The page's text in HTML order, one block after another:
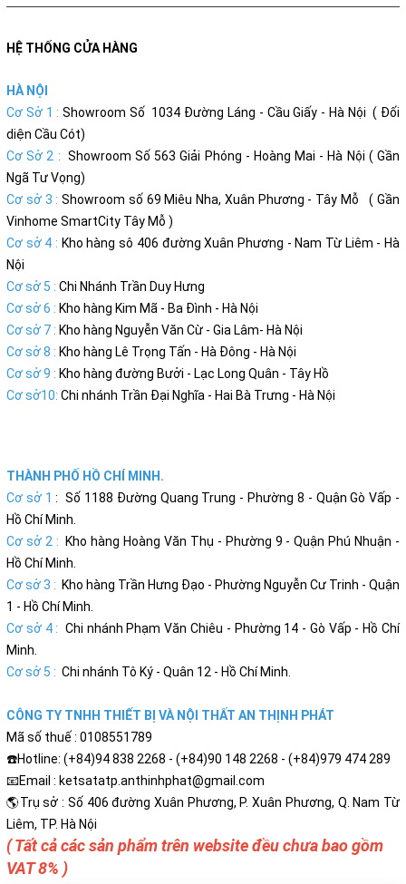
HỆ THỐNG CỬA HÀNG
HÀ NỘI
Cơ Sở 1 : Showroom Số 1034 Đường Láng - Cầu Giấy - Hà Nội ( Đối
diện Cầu Cót)
Cơ Sở 2 : Showroom Số 563 Giải Phóng - Hoàng Mai - Hà Nội ( Gần
Ngã Tư Vọng)
Cơ sở 3 : Showroom số 69 Miêu Nha, Xuân Phương - Tây Mỗ ( Gần
Vinhome SmartCity Tây Mỗ )
Cơ sở 4 : Kho hàng sô 406 đường Xuân Phương - Nam Từ Liêm - Hà
Nội
Cơ sở 5 : Chi Nhánh Trần Duy Hưng
Cơ sở 6 : Kho hàng Kim Mã - Ba Đình - Hà Nội
Cơ sở 7 : Kho hàng Nguyễn Văn Cừ - Gia Lâm- Hà Nội
Cơ sở 8 : Kho hàng Lê Trọng Tấn - Hà Đông - Hà Nội
Cơ sở 9 : Kho hàng đường Bưởi - Lạc Long Quân - Tây Hồ
Cơ sở10: Chi nhánh Trần Đại Nghĩa - Hai Bà Trưng - Hà Nội
THÀNH PHỐ HỒ CHÍ MINH.
Cơ sở 1: Số 1188 Đường Quang Trung - Phường 8 - Quận Gò Vấp -
Hồ Chí Minh.
Cơ sở 2 : Kho hàng Hoàng Văn Thụ - Phường 9 - Quận Phú Nhuận -
Hồ Chí Minh.
Cơ sở 3 : Kho hàng Trần Hưng Đạo - Phường Nguyễn Cư Trinh - Quận
1 - Hồ Chí Minh.
Cơ sở 4 : Chi nhánh Phạm Văn Chiêu - Phường 14 - Gò Vấp - Hồ Chí
Minh.
Cơ sở 5 : Chi nhánh Tô Ký - Quân 12 - Hồ Chí Minh.
CÔNG TY TNHH THIẾT BỊ VÀ NỘI THẤT AN THỊNH PHÁT
Mã số thuế : 0108551789
☎️Hotline: (+84)94 838 2268 - (+84)90 148 2268 - (+84)979 474 289
📧Email : ketsatatp.anthinhphat@gmail.com
🌎Trụ sở : Số 406 đường Xuân Phương, P. Xuân Phương, Q. Nam Từ
Liêm, TP. Hà Nội
( Tất cả các sản phẩm trên website đều chưa bao gồm
VAT 8% )